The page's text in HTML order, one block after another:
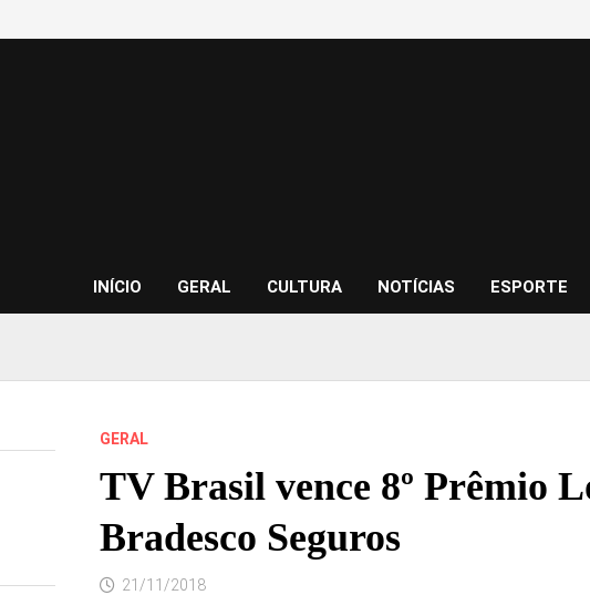
INÍCIO GERAL CULTURA NOTÍCIAS ESPORTE
GERAL
TV Brasil vence 8º Prêmio
Bradesco Seguros
21/11/2018